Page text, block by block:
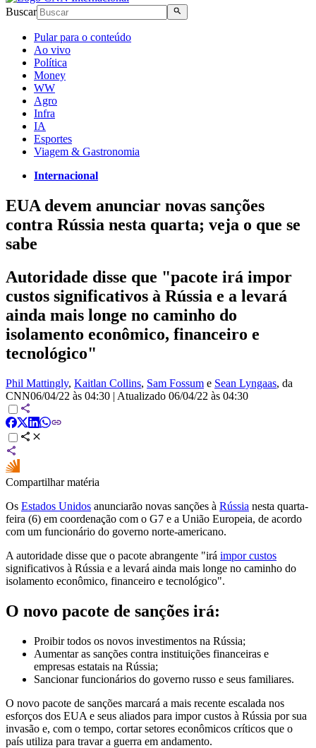
Buscar
Pular para o conteúdo
Ao vivo
Política
Money
WW
Agro
Infra
IA
Esportes
Viagem & Gastronomia
Internacional
EUA devem anunciar novas sanções
contra Rússia nesta quarta; veja o que se
sabe
Autoridade disse que "pacote irá impor
custos significativos à Rússia e a levará
ainda mais longe no caminho do
isolamento econômico, financeiro e
tecnológico"
Phil Mattingly, Kaitlan Collins, Sam Fossum e Sean Lyngaas, da
CNN06/04/22 às 04:30 | Atualizado 06/04/22 às 04:30
Compartilhar matéria
Os Estados Unidos anunciarão novas sanções à Rússia nesta quarta-
feira (6) em coordenação com o G7 e a União Europeia, de acordo
com um funcionário do governo norte-americano.
A autoridade disse que o pacote abrangente "irá impor custos
significativos à Rússia e a levará ainda mais longe no caminho do
isolamento econômico, financeiro e tecnológico".
O novo pacote de sanções irá:
Proibir todos os novos investimentos na Rússia;
Aumentar as sanções contra instituições financeiras e
empresas estatais na Rússia;
Sancionar funcionários do governo russo e seus familiares.
O novo pacote de sanções marcará a mais recente escalada nos
esforços dos EUA e seus aliados para impor custos à Rússia por sua
invasão e, com o tempo, cortar setores econômicos críticos que o
país utiliza para travar a guerra em andamento.